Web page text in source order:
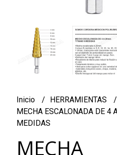
Inicio
HERRAMIENTAS
MECHA ESCALONADA DE 4
MEDIDAS
MECHA